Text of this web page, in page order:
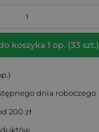
koszyka 1 op. (33szt.)
dnia roboczego
200 zł